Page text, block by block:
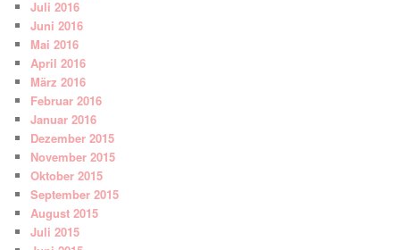
Juli 2016
Juni 2016
Mai 2016
April 2016
März 2016
Februar 2016
Januar 2016
Dezember 2015
November 2015
Oktober 2015
September 2015
August 2015
Juli 2015